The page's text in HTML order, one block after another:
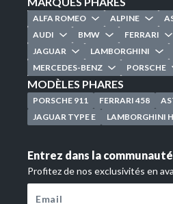
ALFA ROMEO ALPINE
AUDI
BMW FERRARI
JAGUAR
LAMBORGHINI
MERCEDES-BENZ
PORSCHE
MODÈLES PHARES
PORSCHE 911 FERRARI 458
JAGUAR TYPE E
LAMBORGHINI
Entrez dans la
Profitez de nos exclusivités en